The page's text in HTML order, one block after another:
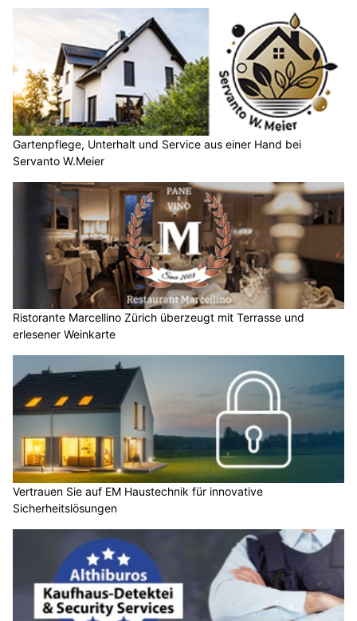
Gartenpflege, Unterhalt und Service aus einer Hand bei
Servanto W.Meier
Ristorante Marcellino Zürich überzeugt mit Terrasse und
erlesener Weinkarte
Vertrauen Sie auf EM Haustechnik für innovative
Sicherheitslösungen